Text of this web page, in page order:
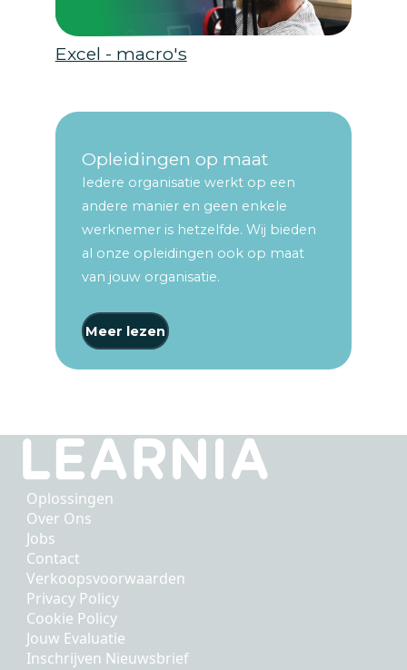
Excel - macro's
Opleidingen op maat
Iedere organisatie werkt op een
andere manier en geen enkele
werknemer is hetzelfde. Wij bieden
al onze opleidingen ook op maat
van jouw organisatie.
Meer lezen
Oplossingen
Over Ons
Jobs
Contact
Verkoopsvoorwaarden
Privacy Policy
Cookie Policy
Jouw Evaluatie
Inschrijven Nieuwsbrief